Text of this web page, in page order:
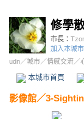
修學
市長：
加入本城市
udn／城市／情感交流／
本城市首頁
影像館／3-